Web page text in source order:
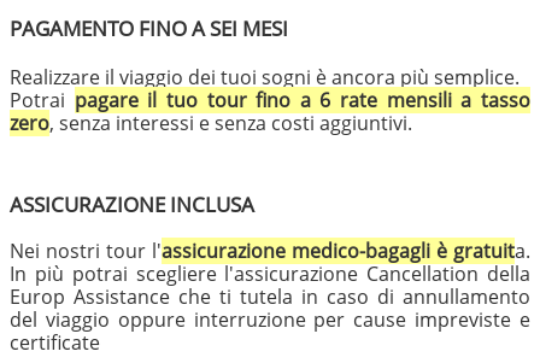
PAGAMENTO FINO A SEI MESI
Realizzare il viaggio dei tuoi sogni è ancora più semplice.
Potrai pagare il tuo tour fino a 6 rate mensili a tasso
zero, senza interessi e senza costi aggiuntivi.
ASSICURAZIONE INCLUSA
Nei nostri tour l'assicurazione medico-bagagli è gratuita.
In più potrai scegliere l'assicurazione Cancellation della
Europ Assistance che ti tutela in caso di annullamento
del viaggio oppure interruzione per cause impreviste e
certificate